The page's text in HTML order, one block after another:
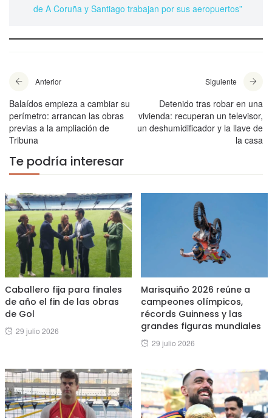
de A Coruña y Santiago trabajan por sus aeropuertos”
Anterior
Balaídos empieza a cambiar su
perímetro: arrancan las obras
previas a la ampliación de
Tribuna
Siguiente
Detenido tras robar en una
vivienda: recuperan un televisor,
un deshumidificador y la llave de
la casa
Te podría interesar
Caballero fija para finales
de año el fin de las obras
de Gol
Posted
29 julio 2026
Marisquiño 2026 reúne a
campeones olímpicos,
récords Guinness y las
grandes figuras mundiales
Posted
29 julio 2026